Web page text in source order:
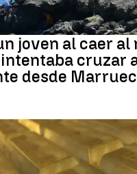
joven al caer al
cruzar
desde